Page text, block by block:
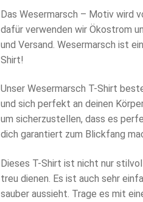
Das Wesermarsch – Motiv wird
dafür verwenden wir Ökostrom
und Versand. Wesermarsch ist
Shirt!
Unser Wesermarsch T-Shirt
und sich perfekt an deinen
um sicherzustellen, dass es
dich garantiert zum Blickfang
Dieses T-Shirt ist nicht nur
treu dienen. Es ist auch sehr
sauber aussieht. Trage es mit